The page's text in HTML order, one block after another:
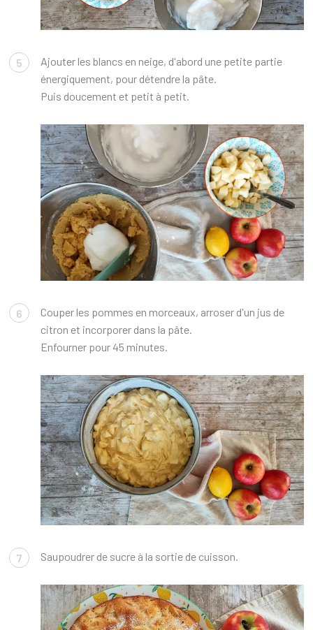
5
Ajouter les blancs en neige, d'abord une petite partie
énergiquement, pour détendre la pâte.
Puis doucement et petit à petit.
6
Couper les pommes en morceaux, arroser d'un jus de
citron et incorporer dans la pâte.
Enfourner pour 45 minutes.
7 Saupoudrer de sucre à la sortie de cuisson.